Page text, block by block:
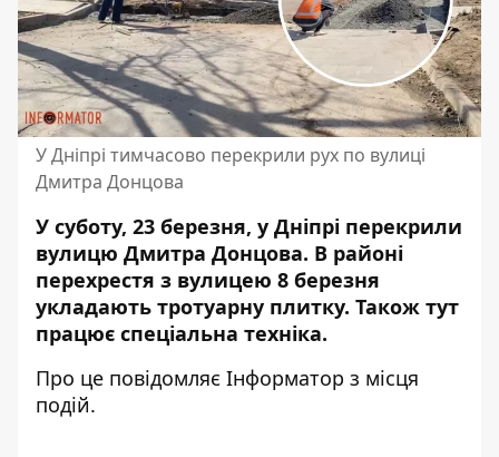
У Дніпрі тимчасово перекрили рух по вулиці
Дмитра Донцова
У суботу, 23 березня, у Дніпрі перекрили
вулицю Дмитра Донцова. В районі
перехрестя з вулицею 8 березня
укладають тротуарну плитку. Також тут
працює спеціальна техніка.
Про це повідомляє Інформатор з місця
подій.